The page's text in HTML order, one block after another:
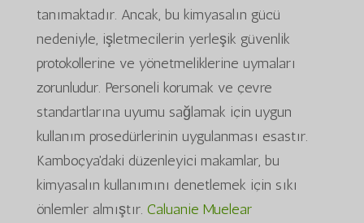
tanımaktadır. Ancak, bu kimyasalın gücü
nedeniyle, işletmecilerin yerleşik güvenlik
protokollerine ve yönetmeliklerine uymaları
zorunludur. Personeli korumak ve çevre
standartlarına uyumu sağlamak için uygun
kullanım prosedürlerinin uygulanması esastır.
Kamboçya'daki düzenleyici makamlar, bu
kimyasalın kullanımını denetlemek için sıkı
önlemler almıştır. Caluanie Muelear